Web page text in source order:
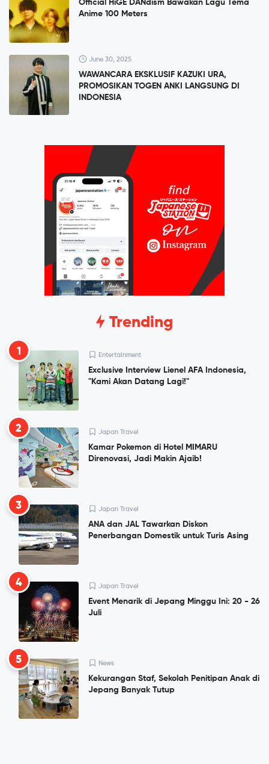
Official HiGE DANdism Bawakan Lagu Tema
Anime 100 Meters
June 30, 2025
WAWANCARA EKSKLUSIF KAZUKI URA,
PROMOSIKAN TOGEN ANKI LANGSUNG DI
INDONESIA
Trending
1 Entertainment
Exclusive Interview Lienel AFA Indonesia,
"Kami Akan Datang Lagi!"
2 Japan Travel
Kamar Pokemon di Hotel MIMARU
Direnovasi, Jadi Makin Ajaib!
3 Japan Travel
ANA dan JAL Tawarkan Diskon
Penerbangan Domestik untuk Turis Asing
4 Japan Travel
Event Menarik di Jepang Minggu Ini: 20 - 26
Juli
5 News
Kekurangan Staf, Sekolah Penitipan Anak di
Jepang Banyak Tutup